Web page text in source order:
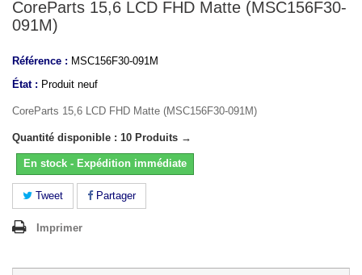
CoreParts 15,6 LCD FHD Matte (MSC156F30-
091M)
Référence : MSC156F30-091M
État : Produit neuf
CoreParts 15,6 LCD FHD Matte (MSC156F30-091M)
Quantité disponible : 10 Produits →
En stock - Expédition immédiate
Tweet Partager
Imprimer